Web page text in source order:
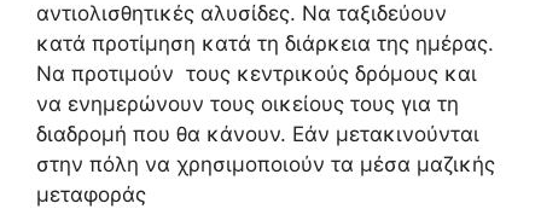
αντιολισθητικές αλυσίδες. Να ταξιδεύουν
κατά προτίμηση κατά τη διάρκεια της ημέρας.
Να προτιμούν τους κεντρικούς δρόμους και
να ενημερώνουν τους οικείους τους για τη
διαδρομή που θα κάνουν. Εάν μετακινούνται
στην πόλη να χρησιμοποιούν τα μέσα μαζικής
μεταφοράς